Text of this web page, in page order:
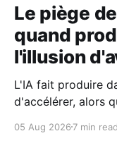
Le piège
quand
l'illusion
L'IA fait produire
d'accélérer, alors
vraiment parti.
05 Aug 2026 7 min read